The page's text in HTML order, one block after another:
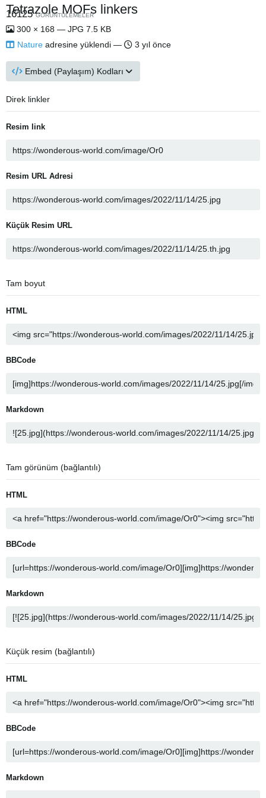
Tetrazole MOFs linkers
16125GÖRÜNTÜLEMELER
300 × 168 — JPG 7.5 KB
Nature adresine yüklendi — 3 yıl önce
Embed (Paylaşım) Kodları
Direk linkler
Resim link
Resim URL Adresi
Küçük Resim URL
Tam boyut
HTML
BBCode
Markdown
Tam görünüm (bağlantılı)
HTML
BBCode
Markdown
Küçük resim (bağlantılı)
HTML
BBCode
Markdown